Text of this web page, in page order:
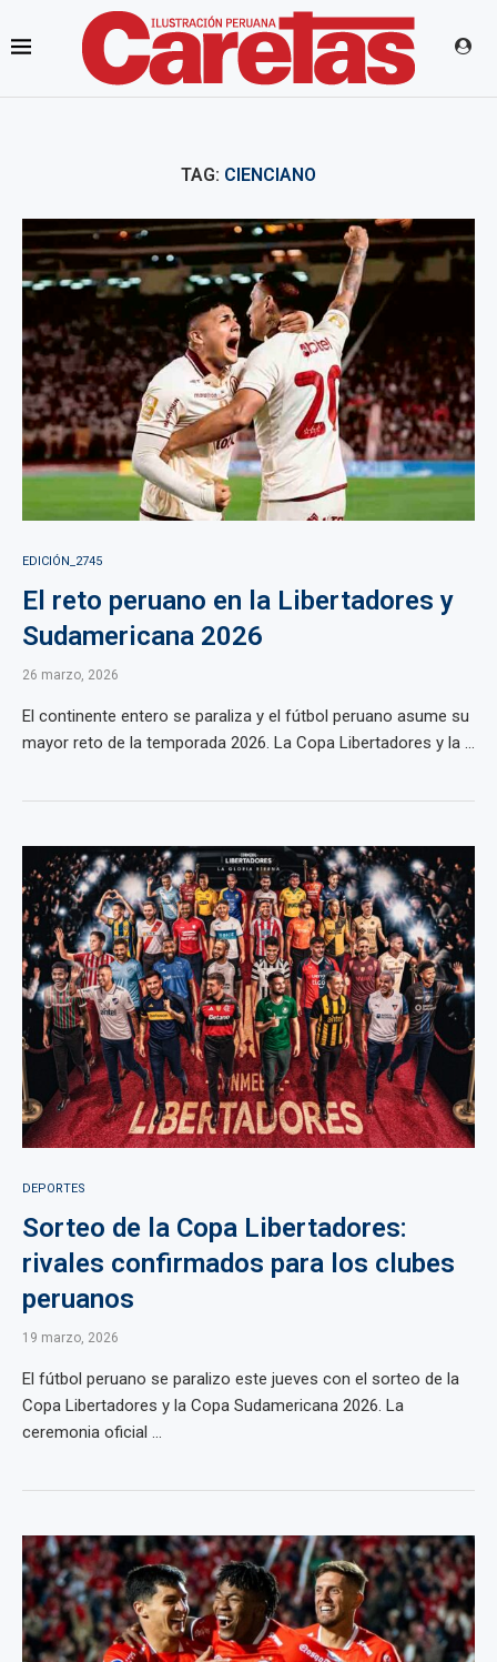
TAG: CIENCIANO
EDICIÓN_2745
El reto peruano en la Libertadores y
Sudamericana 2026
26 marzo, 2026
El continente entero se paraliza y el fútbol peruano asume su
mayor reto de la temporada 2026. La Copa Libertadores y la ...
DEPORTES
Sorteo de la Copa Libertadores:
rivales confirmados para los clubes
peruanos
19 marzo, 2026
El fútbol peruano se paralizo este jueves con el sorteo de la
Copa Libertadores y la Copa Sudamericana 2026. La
ceremonia oficial ...